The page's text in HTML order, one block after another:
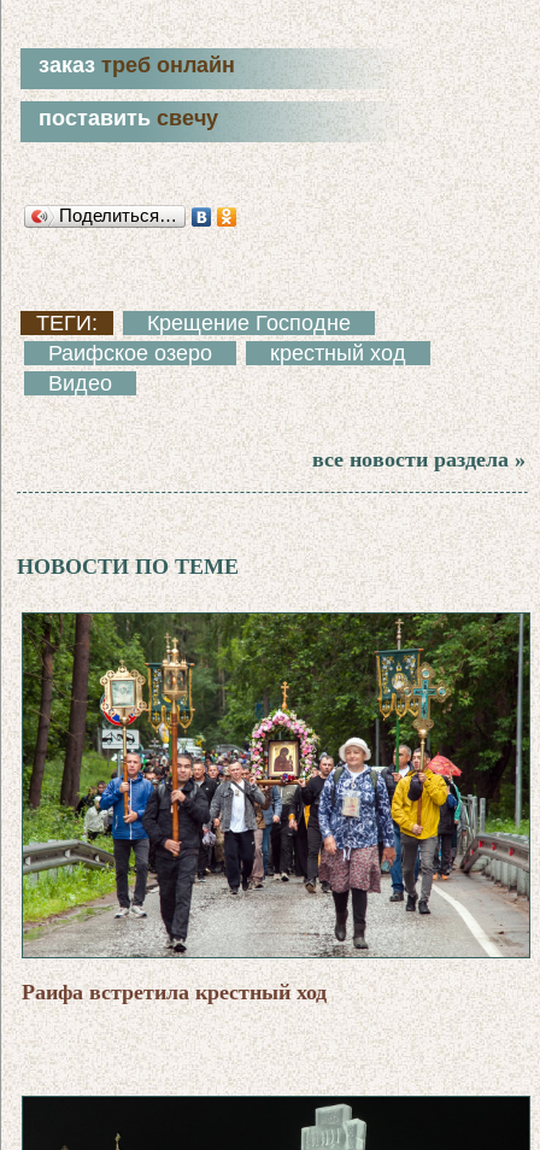
заказтреб онлайн
поставитьсвечу
Поделиться…
ТЕГИ:
Крещение Господне
Раифское озеро
крестный ход
Видео
все новости раздела »
НОВОСТИ ПО ТЕМЕ
Раифа встретила крестный ход